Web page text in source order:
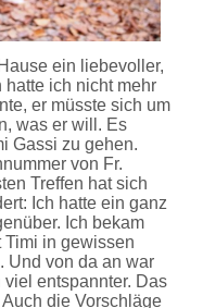
ein liebevoller,
ich nicht mehr
er müsste sich um
was er will. Es
Gassi zu gehen.
von Fr.
Treffen hat sich
Ich hatte ein ganz
Ich bekam
in gewissen
Und von da an war
entspannter. Das
die Vorschläge